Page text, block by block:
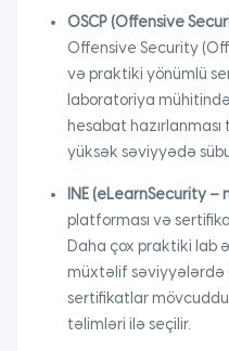
OSCP (Offensive
Offensive Security
və praktiki yönümlü
laboratoriya mühitində
hesabat hazırlanması
yüksək səviyyədə
INE (eLearnSecurity –
platforması və
Daha çox praktiki lab
müxtəlif səviyyələrdə
sertifikatlar
təlimləri ilə seçilir.